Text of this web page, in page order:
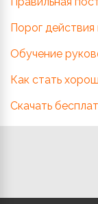
Порог действия
Обучение
Как стать
Скачать